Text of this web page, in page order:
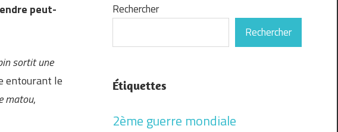
peut-
sortit une
entourant le
matou,
Rechercher
Rechercher
Étiquettes
2ème guerre mondiale